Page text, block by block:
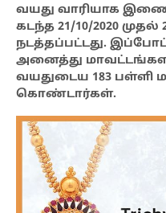
வயது வாரியாக
கடந்த 21/10/2020
நடத்தப்பட்டது.
அனைத்து
வயதுடைய 183 பள்ளி
கொண்டார்கள்.